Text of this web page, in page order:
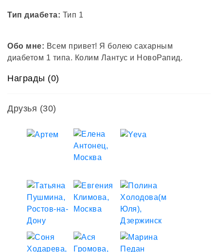
Тип диабета: Тип 1
Обо мне: Всем привет! Я болею сахарным
диабетом 1 типа. Колим Лантус и НовоРапид.
Награды (0)
Друзья (30)